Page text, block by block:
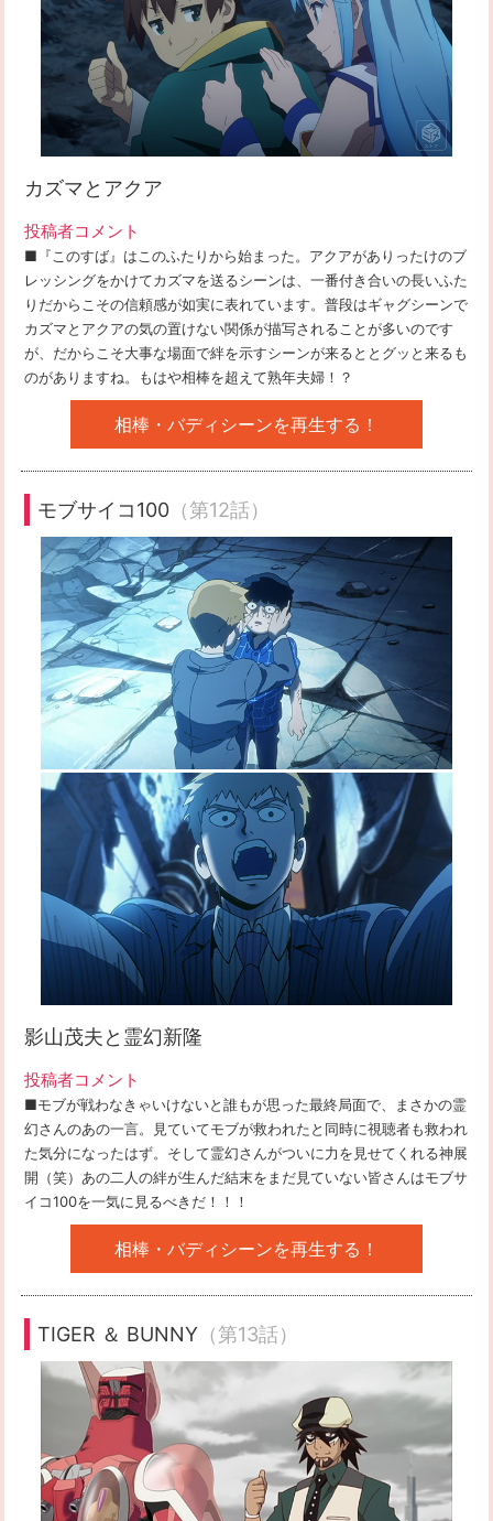
カズマとアクア
投稿者コメント
■『このすば』はこのふたりから始まった。アクアがありったけのブ
レッシングをかけてカズマを送るシーンは、一番付き合いの長いふた
りだからこその信頼感が如実に表れています。普段はギャグシーンで
カズマとアクアの気の置けない関係が描写されることが多いのです
が、だからこそ大事な場面で絆を示すシーンが来るととグッと来るも
のがありますね。もはや相棒を超えて熟年夫婦！？
相棒・バディシーンを再生する！
モブサイコ100 （第12話）
影山茂夫と霊幻新隆
投稿者コメント
■モブが戦わなきゃいけないと誰もが思った最終局面で、まさかの霊
幻さんのあの一言。見ていてモブが救われたと同時に視聴者も救われ
た気分になったはず。そして霊幻さんがついに力を見せてくれる神展
開（笑）あの二人の絆が生んだ結末をまだ見ていない皆さんはモブサ
イコ100を一気に見るべきだ！！！
相棒・バディシーンを再生する！
TIGER ＆ BUNNY （第13話）